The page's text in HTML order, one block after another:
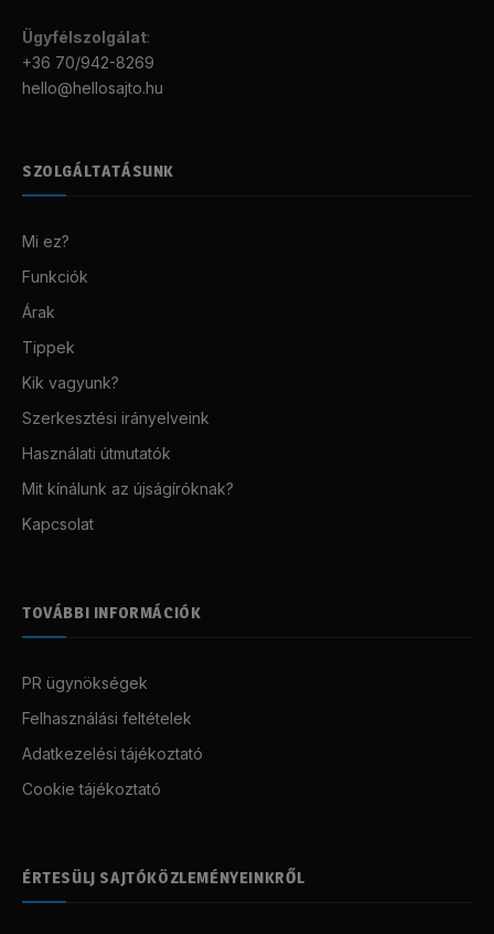
Ügyfélszolgálat:
+36 70/942-8269
hello@hellosajto.hu
SZOLGÁLTATÁSUNK
Mi ez?
Funkciók
Árak
Tippek
Kik vagyunk?
Szerkesztési irányelveink
Használati útmutatók
Mit kínálunk az újságíróknak?
Kapcsolat
TOVÁBBI INFORMÁCIÓK
PR ügynökségek
Felhasználási feltételek
Adatkezelési tájékoztató
Cookie tájékoztató
ÉRTESÜLJ SAJTÓKÖZLEMÉNYEINKRŐL